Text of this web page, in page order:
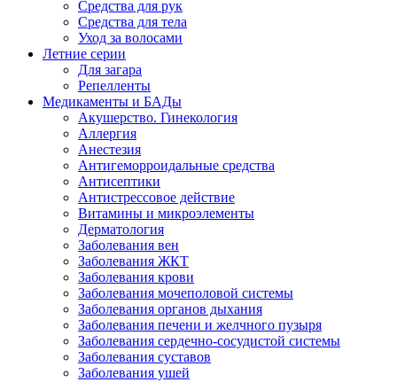
Средства для рук
Средства для тела
Уход за волосами
Летние серии
Для загара
Репелленты
Медикаменты и БАДы
Акушерство. Гинекология
Аллергия
Анестезия
Антигеморроидальные средства
Антисептики
Антистрессовое действие
Витамины и микроэлементы
Дерматология
Заболевания вен
Заболевания ЖКТ
Заболевания крови
Заболевания мочеполовой системы
Заболевания органов дыхания
Заболевания печени и желчного пузыря
Заболевания сердечно-сосудистой системы
Заболевания суставов
Заболевания ушей